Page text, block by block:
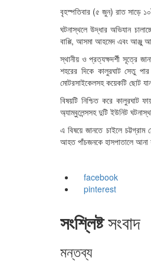
বৃহস্পতিবার (৫ জুন) রাত সাড়ে
ঘটনাস্থলে উদ্ধার অভিযান
বাপ্পি, আসমা আহমেদ এবং আঞ্জু
স্থানীয় ও প্রত্যক্ষদর্শী সূত্রে
শহরের দিকে কালুরঘাট সেতু
মোটরসাইকেলসহ কয়েকটি ছোট
বিষয়টি নিশ্চিত করে কালুরঘাট
অ্যাম্বুলেন্সসহ দুটি ইউনিট
এ বিষয়ে জানতে চাইলে
আহত পাঁচজনকে হাসপাতালে আনা
facebook
pinterest
সংশ্লিষ্টসংবাদ
মন্তব্য